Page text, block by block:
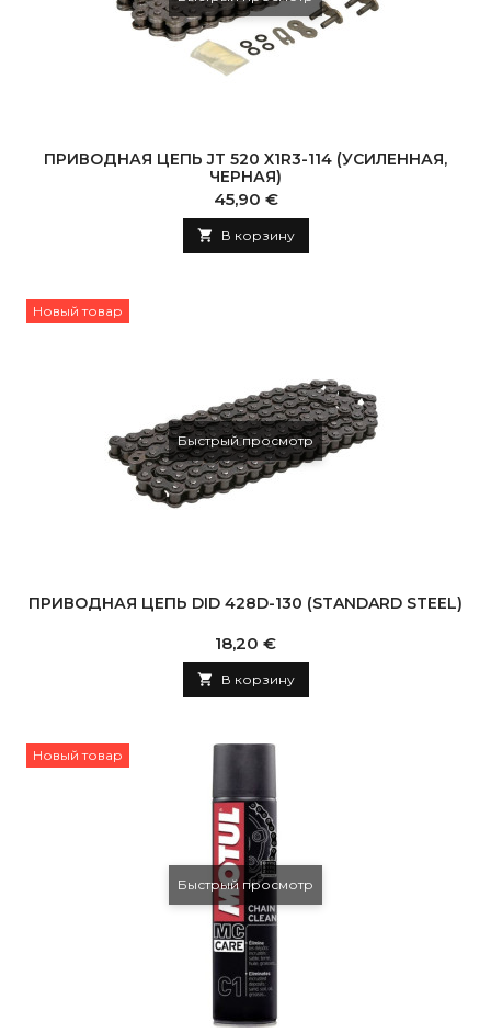
ПРИВОДНАЯ ЦЕПЬ JT 520 X1R3-114 (УСИЛЕННАЯ,
ЧЕРНАЯ)
Цена
45,90 €
 В корзину
Новый товар
Быстрый просмотр
ПРИВОДНАЯ ЦЕПЬ DID 428D-130 (STANDARD STEEL)
Цена
18,20 €
 В корзину
Новый товар
Быстрый просмотр